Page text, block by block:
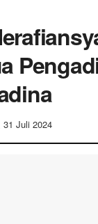
31 Juli 2024